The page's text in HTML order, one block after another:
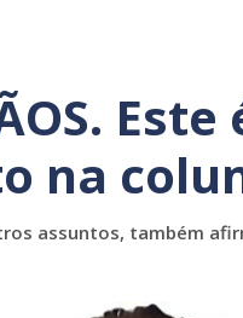
na
assuntos, também